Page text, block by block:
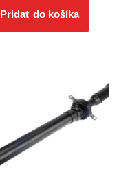
Pridať do košíka